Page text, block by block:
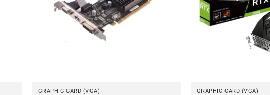
GRAPHIC CARD (VGA) GRAPHIC CARD (VGA)